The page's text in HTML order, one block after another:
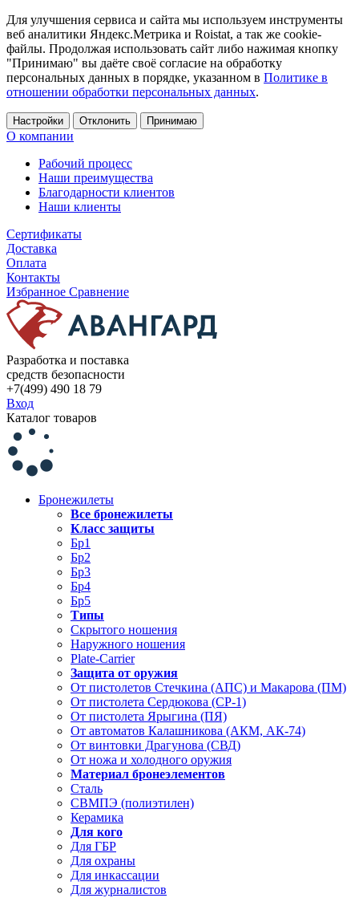
Для улучшения сервиса и сайта мы используем инструменты
веб аналитики Яндекс.Метрика и Roistat, а так же cookie-
файлы. Продолжая использовать сайт либо нажимая кнопку
"Принимаю" вы даёте своё согласие на обработку
персональных данных в порядке, указанном в Политике в
отношении обработки персональных данных.
Настройки Отклонить Принимаю
О компании
Рабочий процесс
Наши преимущества
Благодарности клиентов
Наши клиенты
Сертификаты
Доставка
Оплата
Контакты
Избранное Сравнение
Разработка и поставка
средств безопасности
+7(499) 490 18 79
Вход
Каталог товаров
Бронежилеты
Все бронежилеты
Класс защиты
Бр1
Бр2
Бр3
Бр4
Бр5
Типы
Скрытого ношения
Наружного ношения
Plate-Carrier
Защита от оружия
От пистолетов Стечкина (АПС) и Макарова (ПМ)
От пистолета Сердюкова (СР-1)
От пистолета Ярыгина (ПЯ)
От автоматов Калашникова (АКМ, АК-74)
От винтовки Драгунова (СВД)
От ножа и холодного оружия
Материал бронеэлементов
Сталь
СВМПЭ (полиэтилен)
Керамика
Для кого
Для ГБР
Для охраны
Для инкассации
Для журналистов